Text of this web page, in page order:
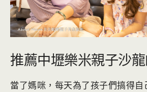
推薦中壢樂米親子沙
當了媽咪，每天為了孩子們搞得自